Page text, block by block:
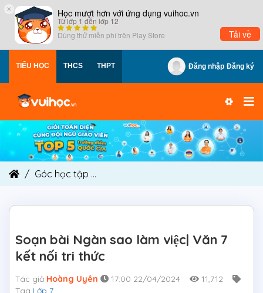
× Học mượt hơn với ứng dụng vuihoc.vn
Từ lớp 1 đến lớp 12
Dùng thử miễn phí trên Play Store Tải về
TIỂU HỌC THCS THPT Đăng nhập Đăng ký
Góc học tập
Soạn bài Ngàn sao làm việc| Văn 7
kết nối tri thức
Tác giả Hoàng Uyên 17:00 22/04/2024
11,712
Tag Lớp 7